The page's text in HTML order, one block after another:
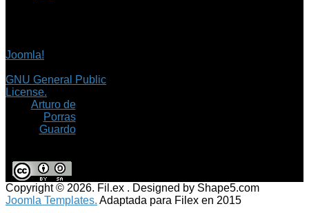
Joomla!
GNU General Public
License.
Arturo de
Porras
Guardo
Copyright © 2026. Fil.ex . Designed by Shape5.com
Joomla Templates. Adaptada para Filex en 2015